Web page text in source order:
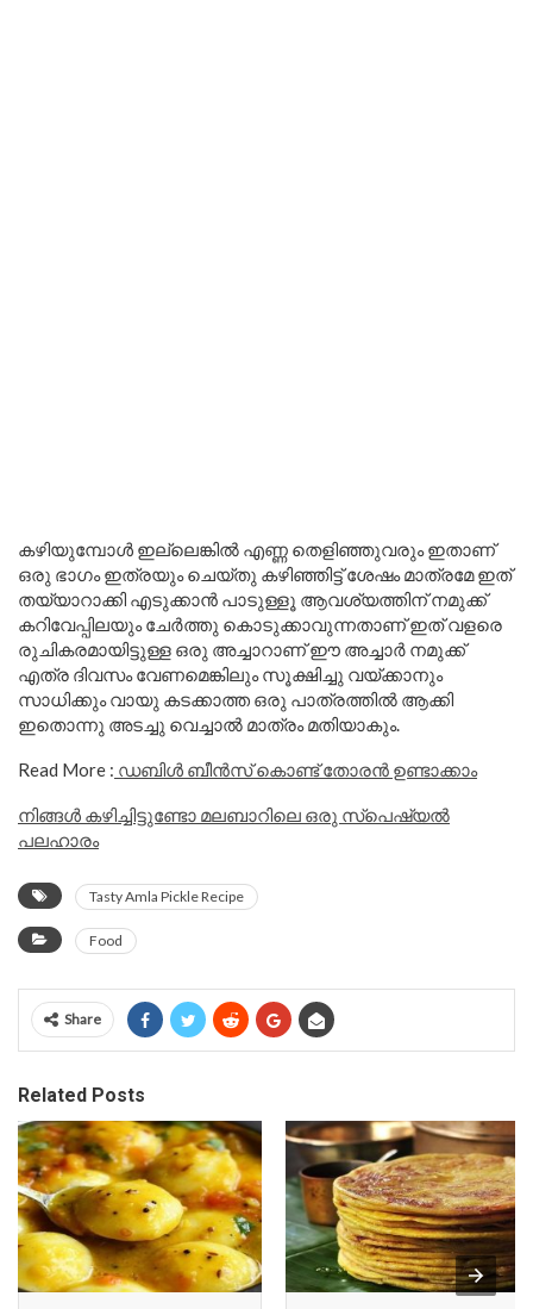
കഴിയുമ്പോൾ ഇല്ലെങ്കിൽ എണ്ണ തെളിഞ്ഞുവരും ഇതാണ്
ഒരു ഭാഗം ഇത്രയും ചെയ്തു കഴിഞ്ഞിട്ട് ശേഷം മാത്രമേ ഇത്
തയ്യാറാക്കി എടുക്കാൻ പാടുള്ളൂ ആവശ്യത്തിന് നമുക്ക്
കറിവേപ്പിലയും ചേർത്തു കൊടുക്കാവുന്നതാണ് ഇത് വളരെ
രുചികരമായിട്ടുള്ള ഒരു അച്ചാറാണ് ഈ അച്ചാർ നമുക്ക്
എത്ര ദിവസം വേണമെങ്കിലും സൂക്ഷിച്ചു വയ്ക്കാനും
സാധിക്കും വായു കടക്കാത്ത ഒരു പാത്രത്തിൽ ആക്കി
ഇതൊന്നു അടച്ചു വെച്ചാൽ മാത്രം മതിയാകും.
Read More : ഡബിൾ ബീൻസ് കൊണ്ട് തോരൻ ഉണ്ടാക്കാം
നിങ്ങൾ കഴിച്ചിട്ടുണ്ടോ മലബാറിലെ ഒരു സ്പെഷ്യൽ
പലഹാരം
Tasty Amla Pickle Recipe
Food
Share
Related Posts